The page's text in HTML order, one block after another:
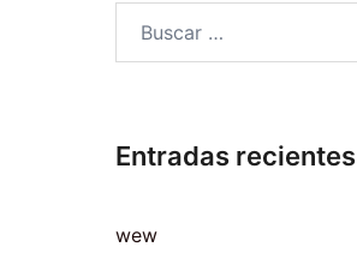
Entradas recientes
wew